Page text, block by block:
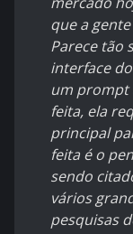
que a
Parece tão
interface
um prompt
feita, ela
principal
feita é o
sendo
vários
pesquisas